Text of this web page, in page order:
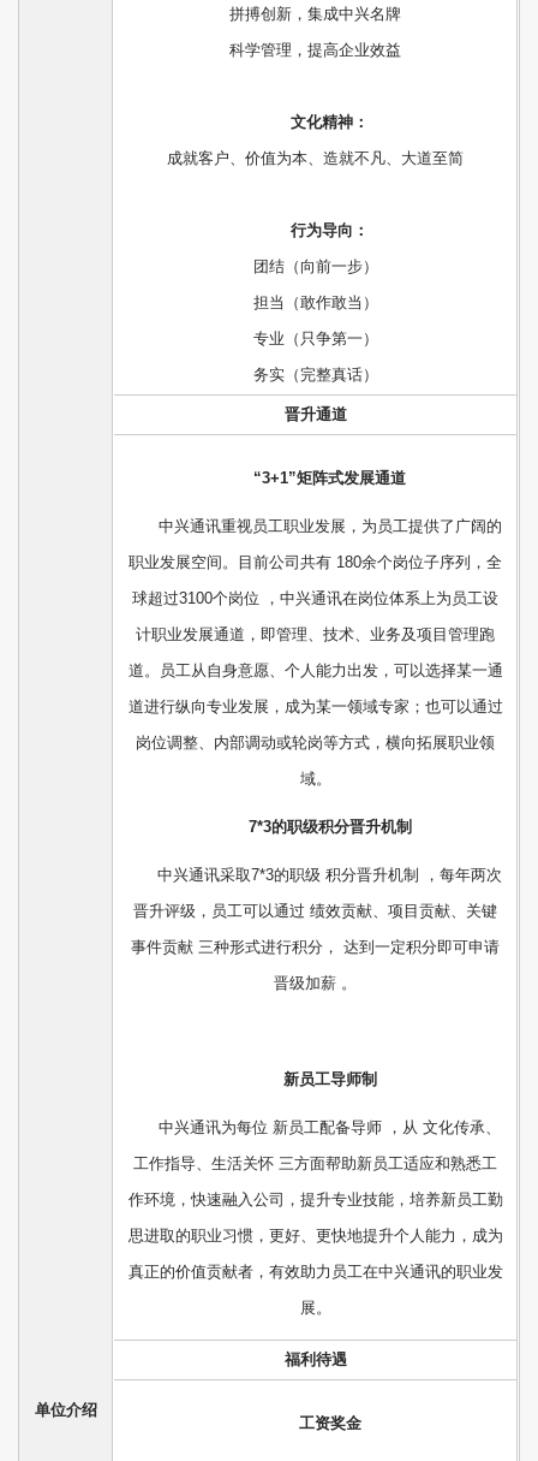
单位介绍
拼搏创新，集成中兴名牌
科学管理，提高企业效益
文化精神：
成就客户、价值为本、造就不凡、大道至简
行为导向：
团结（向前一步）
担当（敢作敢当）
专业（只争第一）
务实（完整真话）
晋升通道
“3+1”矩阵式发展通道
中兴通讯重视员工职业发展，为员工提供了广阔的
职业发展空间。目前公司共有 180余个岗位子序列，全
球超过3100个岗位 ，中兴通讯在岗位体系上为员工设
计职业发展通道，即管理、技术、业务及项目管理跑
道。员工从自身意愿、个人能力出发，可以选择某一通
道进行纵向专业发展，成为某一领域专家；也可以通过
岗位调整、内部调动或轮岗等方式，横向拓展职业领
域。
7*3的职级积分晋升机制
中兴通讯采取7*3的职级 积分晋升机制 ，每年两次
晋升评级，员工可以通过 绩效贡献、项目贡献、关键
事件贡献 三种形式进行积分， 达到一定积分即可申请
晋级加薪 。
新员工导师制
中兴通讯为每位 新员工配备导师 ，从 文化传承、
工作指导、生活关怀 三方面帮助新员工适应和熟悉工
作环境，快速融入公司，提升专业技能，培养新员工勤
思进取的职业习惯，更好、更快地提升个人能力，成为
真正的价值贡献者，有效助力员工在中兴通讯的职业发
展。
福利待遇
工资奖金